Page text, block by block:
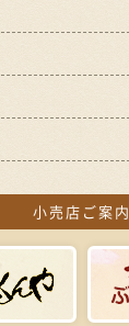
小売店ご案内